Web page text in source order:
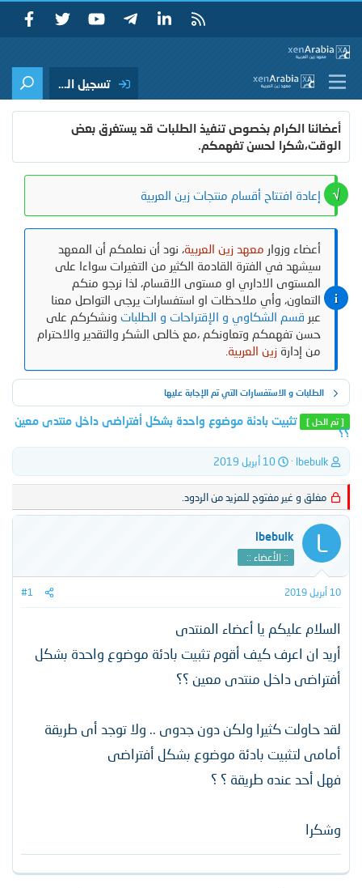
تسجيل الدخول
أعضائنا الكرام بخصوص تنفيذ الطلبات قد يستغرق بعض
الوقت،شكرا لحسن تفهمكم.
إعادة افتتاح أقسام منتجات زين العربية
أعضاء وزوار معهد زين العربية، نود أن نعلمكم أن المعهد
سيشهد في الفترة القادمة الكثير من التغيرات سواءا على
المستوى الاداري او مستوى الاقسام، لذا نرجو منكم
التعاون، وأي ملاحظات او استفسارات يرجى التواصل معنا
عبر قسم الشكاوي و الإقتراحات و الطلبات ونشكركم على
حسن تفهمكم وتعاونكم ،مع خالص الشكر والتقدير والاحترام
من إدارةزين العربية
الطلبات و الاستفسارات التي تم الإجابة عليها
[ تم الحل ]
تثبيت بادئة موضوع واحدة بشكل أفتراضى داخل منتدى معين
؟؟
ب
ا
ئ
ا
م
و
ض
و
ع
lbebulk
ت
ا
ي
خ
ا
ل
ب
د
10 أبريل 2019
مغلق و غير مفتوح للمزيد من الردود.
L
lbebulk
:: الأعضاء ::
10 أبريل 2019 #1
السلام عليكم يا أعضاء المنتدى
أريد ان اعرف كيف أقوم تثبيت بادئة موضوع واحدة بشكل
أفتراضى داخل منتدى معين ؟؟
لقد حاولت كثيرا ولكن دون جدوى .. ولا توجد أى طريقة
أمامى لتثبيت بادئة موضوع بشكل أفتراضى
فهل أحد عنده طريقة ؟ ؟
وشكرا